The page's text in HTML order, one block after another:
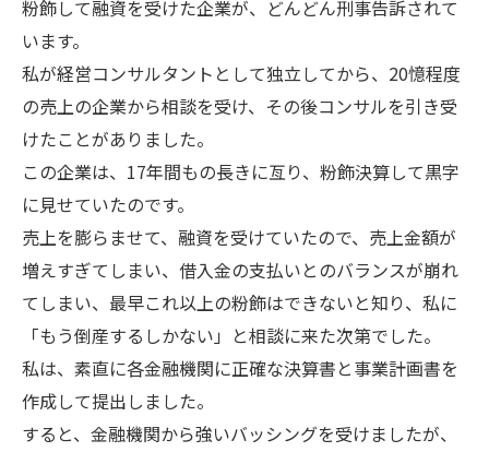
粉飾して融資を受けた企業が、どんどん刑事告訴されて
います。
私が経営コンサルタントとして独立してから、20憶程度
の売上の企業から相談を受け、その後コンサルを引き受
けたことがありました。
この企業は、17年間もの長きに亙り、粉飾決算して黒字
に見せていたのです。
売上を膨らませて、融資を受けていたので、売上金額が
増えすぎてしまい、借入金の支払いとのバランスが崩れ
てしまい、最早これ以上の粉飾はできないと知り、私に
「もう倒産するしかない」と相談に来た次第でした。
私は、素直に各金融機関に正確な決算書と事業計画書を
作成して提出しました。
すると、金融機関から強いバッシングを受けましたが、